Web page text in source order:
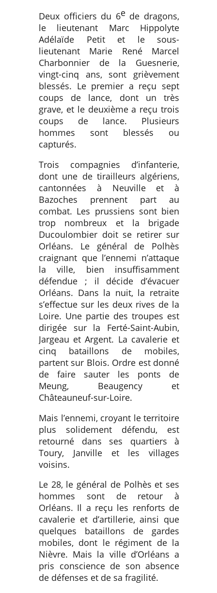
Deux officiers du 6ede dragons,
le lieutenant Marc Hippolyte
Adélaïde Petit et le sous-
lieutenant Marie René Marcel
Charbonnier de la Guesnerie,
vingt-cinq ans, sont grièvement
blessés. Le premier a reçu sept
coups de lance, dont un très
grave, et le deuxième a reçu trois
coups de lance. Plusieurs
hommes sont blessés ou
capturés.
Trois compagnies d’infanterie,
dont une de tirailleurs algériens,
cantonnées à Neuville et à
Bazoches prennent part au
combat. Les prussiens sont bien
trop nombreux et la brigade
Ducoulombier doit se retirer sur
Orléans. Le général de Polhès
craignant que l’ennemi n’attaque
la ville, bien insuffisamment
défendue ; il décide d’évacuer
Orléans. Dans la nuit, la retraite
s’effectue sur les deux rives de la
Loire. Une partie des troupes est
dirigée sur la Ferté-Saint-Aubin,
Jargeau et Argent. La cavalerie et
cinq bataillons de mobiles,
partent sur Blois. Ordre est donné
de faire sauter les ponts de
Meung, Beaugency et
Châteauneuf-sur-Loire.
Mais l’ennemi, croyant le territoire
plus solidement défendu, est
retourné dans ses quartiers à
Toury, Janville et les villages
voisins.
Le 28, le général de Polhès et ses
hommes sont de retour à
Orléans. Il a reçu les renforts de
cavalerie et d’artillerie, ainsi que
quelques bataillons de gardes
mobiles, dont le régiment de la
Nièvre. Mais la ville d’Orléans a
pris conscience de son absence
de défenses et de sa fragilité.